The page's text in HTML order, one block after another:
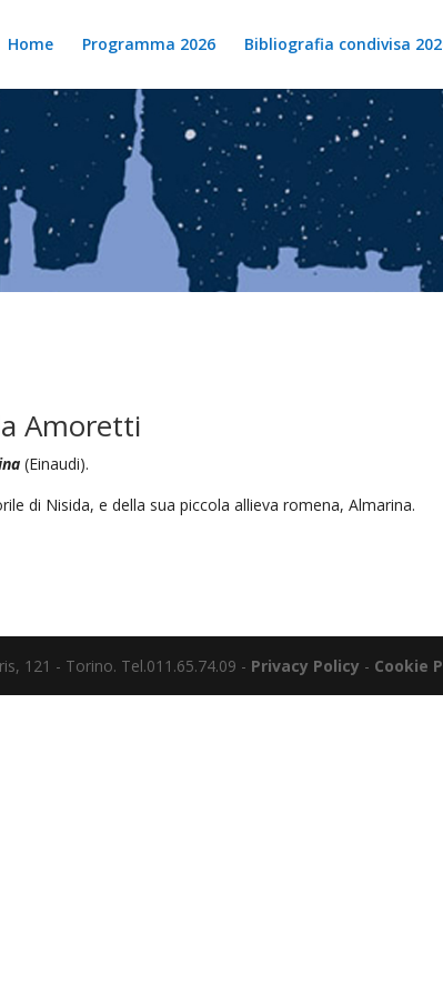
Home Programma 2026 Bibliografia condivisa
Amoretti
(Einaudi).
di Nisida, e della sua piccola allieva romena, Almarina.
121 - Torino. Tel.011.65.74.09 - Privacy Policy - Cookie